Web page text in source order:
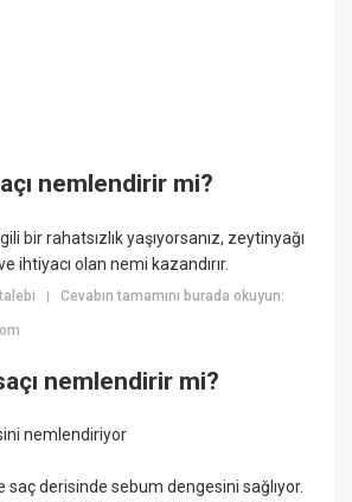
nemlendirir mi?
bir rahatsızlık yaşıyorsanız, zeytinyağı
ihtiyacı olan nemi kazandırır.
|Cevabın tamamını burada okuyun:
nemlendirir mi?
nemlendiriyor
saç derisinde sebum dengesini sağlıyor.